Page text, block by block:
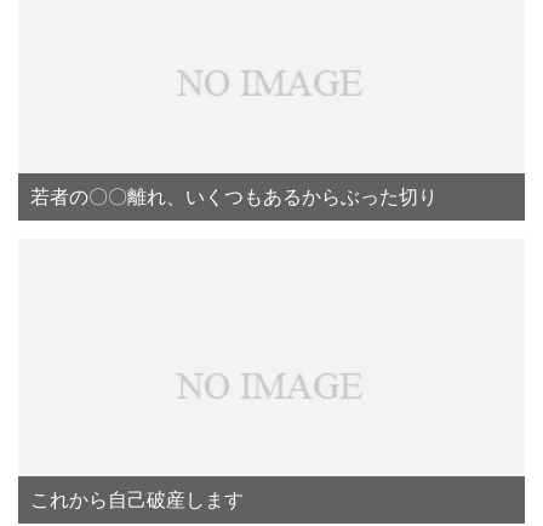
若者の〇〇離れ、いくつもあるからぶった切り
これから自己破産します